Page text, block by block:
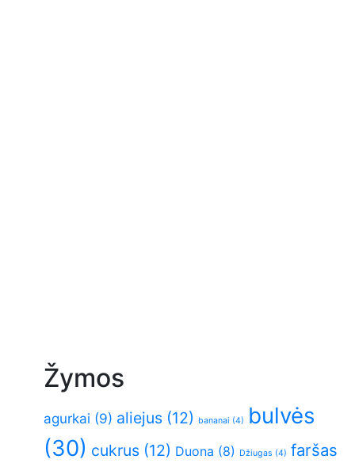
Žymos
agurkai (9) aliejus (12) bananai (4)
bulvės
(30) cukrus (12) Duona (8) Džiugas (4) faršas